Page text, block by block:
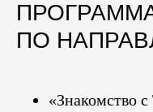
ПО
«Знакомство